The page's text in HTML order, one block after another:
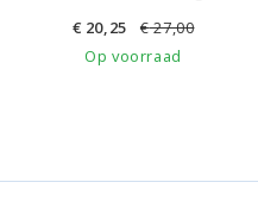
€ 20,25 €27,00
Op voorraad